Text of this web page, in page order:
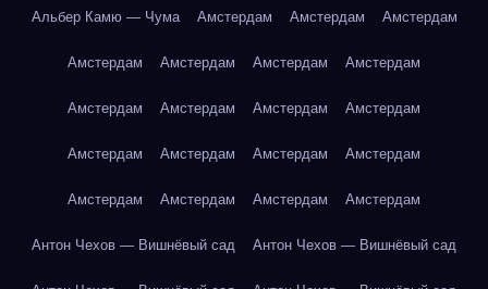
Альбер Камю — Чума Амстердам Амстердам Амстердам
Амстердам Амстердам Амстердам Амстердам
Амстердам Амстердам Амстердам Амстердам
Амстердам Амстердам Амстердам Амстердам
Амстердам Амстердам Амстердам Амстердам
Антон Чехов — Вишнёвый сад Антон Чехов — Вишнёвый сад